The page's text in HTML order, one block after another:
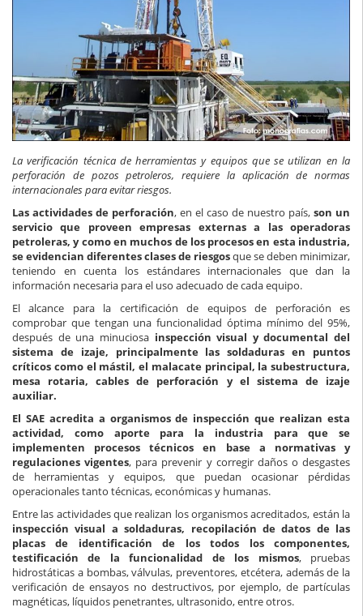
La verificación técnica de herramientas y equipos que se utilizan en la
perforación de pozos petroleros, requiere la aplicación de normas
internacionales para evitar riesgos.
Las actividades de perforación, en el caso de nuestro país, son un
servicio que proveen empresas externas a las operadoras
petroleras, y como en muchos de los procesos en esta industria,
se evidencian diferentes clases de riesgosque se deben minimizar,
teniendo en cuenta los estándares internacionales que dan la
información necesaria para el uso adecuado de cada equipo.
El alcance para la certificación de equipos de perforación es
comprobar que tengan una funcionalidad óptima mínimo del 95%,
después de una minuciosa inspección visual y documental del
sistema de izaje, principalmente las soldaduras en puntos
críticos como el mástil, el malacate principal, la subestructura,
mesa rotaria, cables de perforación y el sistema de izaje
auxiliar.
El SAE acredita a organismos de inspección que realizan esta
actividad, como aporte para la industria para que se
implementen procesos técnicos en base a normativas y
regulaciones vigentes, para prevenir y corregir daños o desgastes
de herramientas y equipos, que puedan ocasionar pérdidas
operacionales tanto técnicas, económicas y humanas.
Entre las actividades que realizan los organismos acreditados, están la
inspección visual a soldaduras, recopilación de datos de las
placas de identificación de los todos los componentes,
testificación de la funcionalidad de los mismos, pruebas
hidrostáticas a bombas, válvulas, preventores, etcétera, además de la
verificación de ensayos no destructivos, por ejemplo, de partículas
magnéticas, líquidos penetrantes, ultrasonido, entre otros.